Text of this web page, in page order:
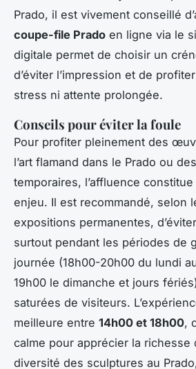
Prado, il est vivement conseillé
coupe-file Prado en ligne via le
digitale permet de choisir un
d’éviter l’impression et de
stress ni attente prolongée.
Conseils pour éviter la foule
Pour profiter pleinement des
l’art flamand dans le Prado ou
temporaires, l’affluence
enjeu. Il est recommandé, selon
expositions permanentes,
surtout pendant les périodes de
journée (18h00-20h00 du lundi
19h00 le dimanche et jours
saturées de visiteurs.
meilleure entre 14h00 et 18h00,
calme pour apprécier la richesse
diversité des sculptures au